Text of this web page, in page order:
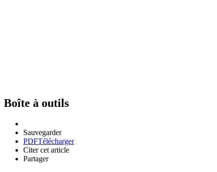
Boîte à outils
Sauvegarder
PDFTélécharger
Citer cet article
Partager